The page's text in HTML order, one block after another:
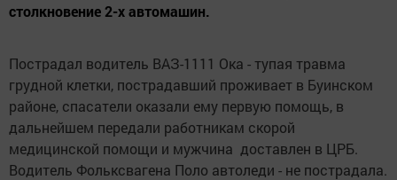
столкновение 2-х автомашин.
Пострадал водитель ВАЗ-1111 Ока - тупая травма
грудной клетки, пострадавший проживает в Буинском
районе, спасатели оказали ему первую помощь, в
дальнейшем передали работникам скорой
медицинской помощи и мужчина доставлен в ЦРБ.
Водитель Фольксвагена Поло автоледи - не пострадала.